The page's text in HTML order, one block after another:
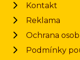
Kontakt
Reklama
Ochrana
Podmínky